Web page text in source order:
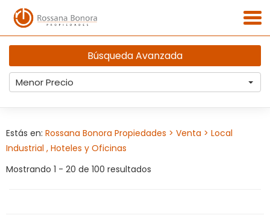
Búsqueda Avanzada
Menor Precio
Estás en: Rossana Bonora Propiedades > Venta > Local
Industrial , Hoteles y Oficinas
Mostrando 1 - 20 de 100 resultados